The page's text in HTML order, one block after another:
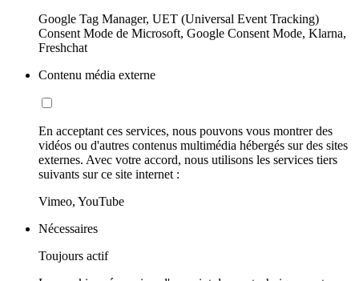
Google Tag Manager, UET (Universal Event Tracking)
Consent Mode de Microsoft, Google Consent Mode, Klarna,
Freshchat
Contenu média externe
En acceptant ces services, nous pouvons vous montrer des
vidéos ou d'autres contenus multimédia hébergés sur des sites
externes. Avec votre accord, nous utilisons les services tiers
suivants sur ce site internet :
Vimeo, YouTube
Nécessaires
Toujours actif